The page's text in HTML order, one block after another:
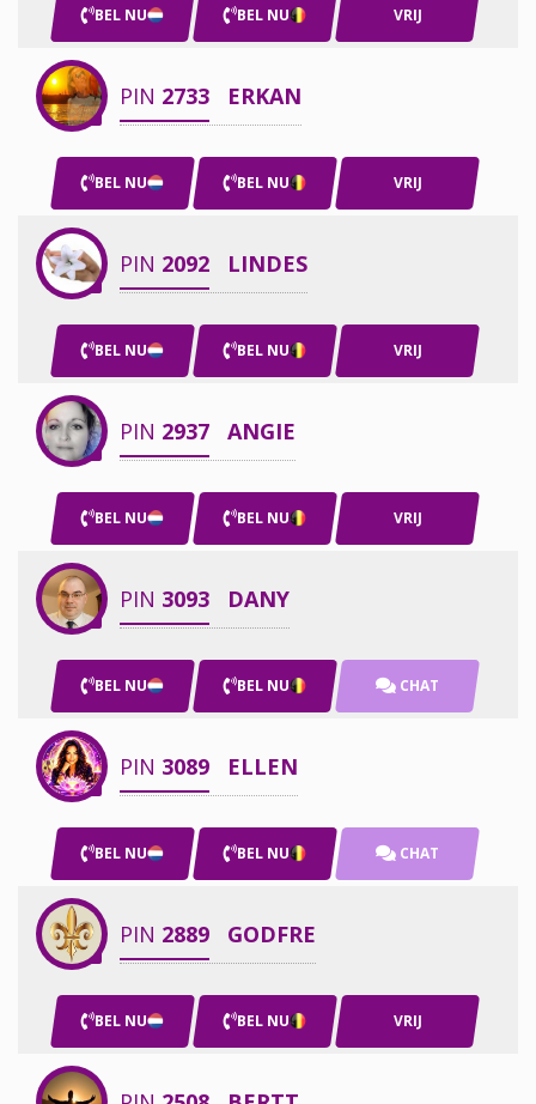
BEL NU BEL NU VRIJ
PIN 2733 ERKAN
BEL NU BEL NU VRIJ
PIN 2092 LINDES
BEL NU BEL NU VRIJ
PIN 2937 ANGIE
BEL NU BEL NU VRIJ
PIN 3093 DANY
BEL NU BEL NU CHAT
PIN 3089 ELLEN
BEL NU BEL NU CHAT
PIN 2889 GODFRE
BEL NU BEL NU VRIJ